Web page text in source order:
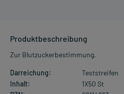
Produktbeschreibung
Zur Blutzuckerbestimmung.
Darreichung:
Teststreifen
Inhalt:
1X50 St